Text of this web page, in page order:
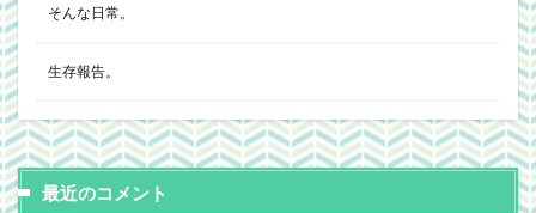
そんな日常。
生存報告。
最近のコメント